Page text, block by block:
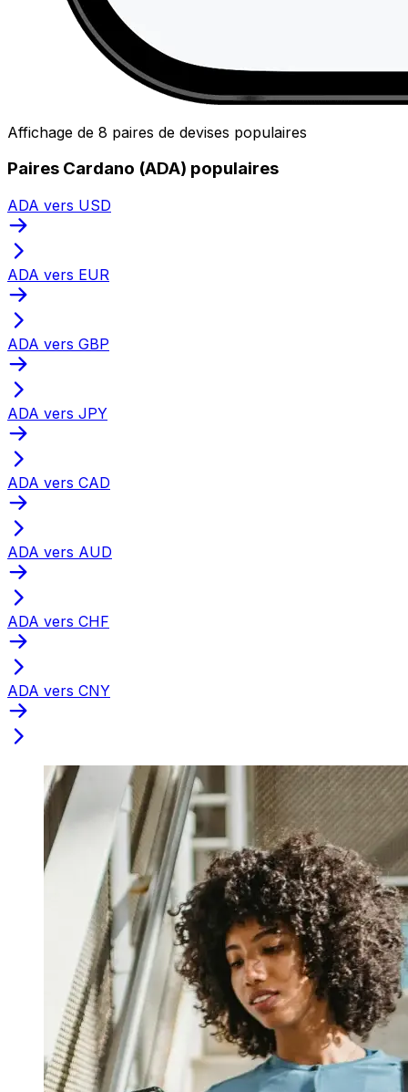
Affichage de 8 paires de devises populaires
Paires Cardano (ADA) populaires
ADA vers USD
ADA vers EUR
ADA vers GBP
ADA vers JPY
ADA vers CAD
ADA vers AUD
ADA vers CHF
ADA vers CNY